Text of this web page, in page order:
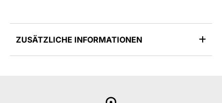
ZUSÄTZLICHE INFORMATIONEN